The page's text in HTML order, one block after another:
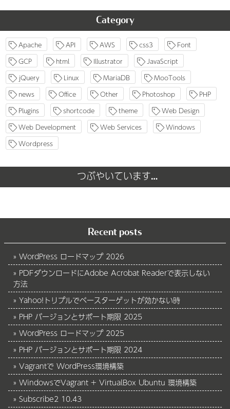
Category
Apache API AWS css3
Font
GCP
html Illustrator
JavaScript
jQuery
Linux MariaDB
MooTools
news
Office Other Photoshop
PHP
Plugins
shortcode theme
Web Design
Web Development
Web Services
Windows
Wordpress
つぶやいています…
Recent posts
WordPress ロードマップ 2026
PDFダウンロードにAdobe Acrobat Readerで表示しない
方法
Yahoo!トリプルでベースターゲットが効かない時
PHP バージョンとサポート期限 2025
WordPress ロードマップ 2025
PHP バージョンとサポート期限 2024
Vagrantで WordPress環境構築
WindowsでVagrant + VirtualBox Ubuntu 環境構築
Subscribe2 10.43